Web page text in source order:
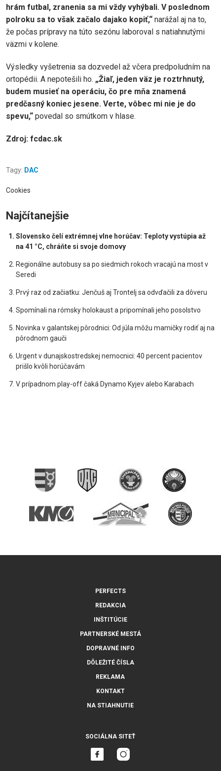
hrám futbal, zranenia sa mi vždy vyhýbali. V poslednom
polroku sa to však začalo dajako kopiť,“ narážal aj na to,
že počas prípravy na túto sezónu laboroval s natiahnutými
väzmi v kolene.
Výsledky vyšetrenia sa dozvedel až včera predpoludním na
ortopédii. A nepotešili ho. „Žiaľ, jeden väz je roztrhnutý,
budem musieť na operáciu, čo pre mňa znamená
predčasný koniec jesene. Verte, vôbec mi nie je do
spevu,“ povedal so smútkom v hlase.
Zdroj: fcdac.sk
Tagy: DAC
Cookies
Najčítanejšie
Slovensko čelí extrémnej vlne horúčav: Teploty vystúpia až
na 41 °C, chráňte si svoje domovy
Regionálne autobusy sa po siedmich rokoch vracajú na most v
Seredi
Prvý raz od začiatku: Jenčuš aj Trontelj sa odvďačili za dôveru
Spomínali na rómsky holokaust a pripomínali jeho posolstvo
Novinka v galantskej pôrodnici: Od júla môžu mamičky rodiť aj na
pôrodnom gauči
Urgent v dunajskostredskej nemocnici: 40 percent pacientov
prišlo kvôli horúčavám
V prípadnom play-off čaká Dynamo Kyjev alebo Karabach
PERFECTS
REDAKCIA
INŠTITÚCIE
PARTNERSKÉ MESTÁ
DOPRAVNÉ INFO
DÔLEŽITÉ ČÍSLA
REKLAMA
KONTAKT
NA STIAHNUTIE
SOCIÁLNA SITEŤ